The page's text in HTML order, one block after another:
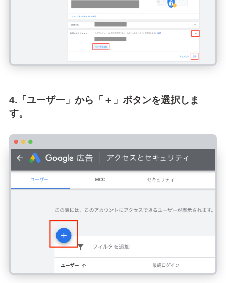
4.「ユーザー」から「＋」ボタンを選択しま
す。